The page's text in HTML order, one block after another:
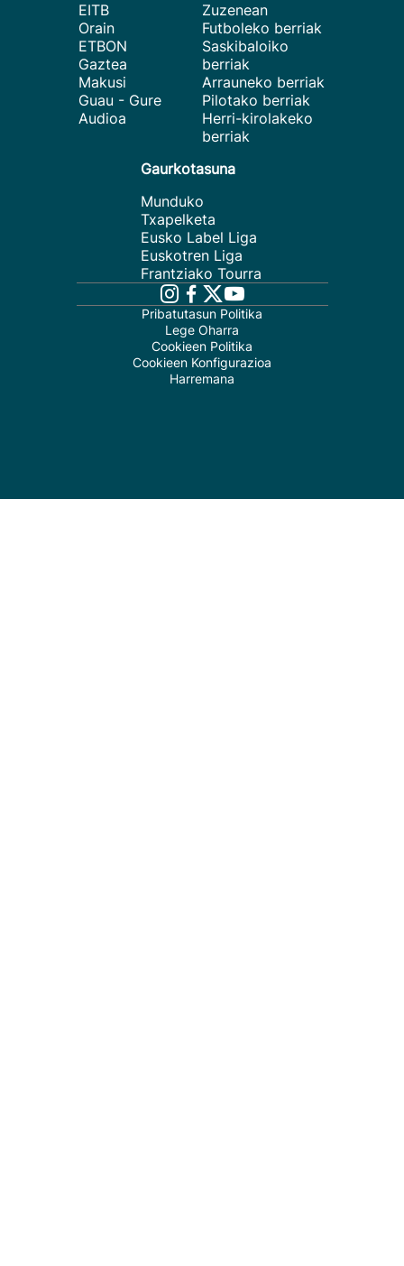
EITB
Orain
ETBON
Gaztea
Makusi
Guau - Gure
Audioa
Zuzenean
Futboleko berriak
Saskibaloiko
berriak
Arrauneko berriak
Pilotako berriak
Herri-kirolakeko
berriak
Gaurkotasuna
Munduko
Txapelketa
Eusko Label Liga
Euskotren Liga
Frantziako Tourra
Pribatutasun Politika
Lege Oharra
Cookieen Politika
Cookieen Konfigurazioa
Harremana